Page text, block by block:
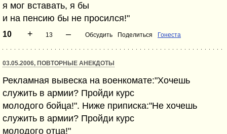
я мог вставать, я бы
и на пенсию бы не просился!"
10 + 13 – Обсудить Поделиться Гонеста
03.05.2006, ПОВТОРНЫЕ АНЕКДОТЫ
Рекламная вывеска на военкомате:"Хочешь
служить в армии? Пройди курс
молодого бойца!". Ниже приписка:"Не хочешь
служить в армии? Пройди курс
молодого отца!"